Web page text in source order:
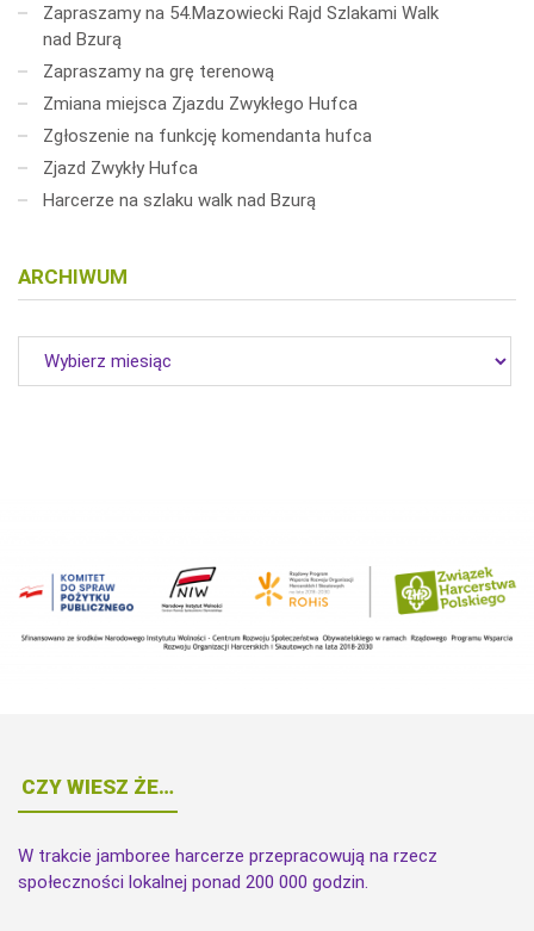
Zapraszamy na 54.Mazowiecki Rajd Szlakami Walk
nad Bzurą
Zapraszamy na grę terenową
Zmiana miejsca Zjazdu Zwykłego Hufca
Zgłoszenie na funkcję komendanta hufca
Zjazd Zwykły Hufca
Harcerze na szlaku walk nad Bzurą
ARCHIWUM
Archiwum
CZY WIESZ ŻE…
W trakcie jamboree harcerze przepracowują na rzecz
społeczności lokalnej ponad 200 000 godzin.